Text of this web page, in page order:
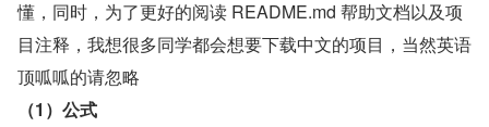
懂，同时，为了更好的阅读 README.md 帮助文档以及项
目注释，我想很多同学都会想要下载中文的项目，当然英语
顶呱呱的请忽略
（1）公式